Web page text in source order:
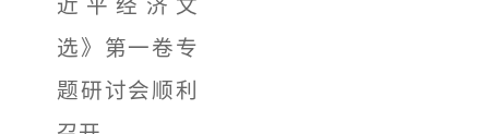
近平经济文
选》第一卷专
题研讨会顺利